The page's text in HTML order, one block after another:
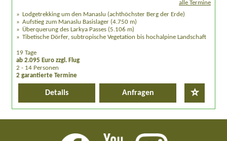
alle Termine
Lodgetrekking um den Manaslu (achthöchster Berg der Erde)
Aufstieg zum Manaslu Basislager (4.750 m)
Überquerung des Larkya Passes (5.106 m)
Tibetische Dörfer, subtropische Vegetation bis hochalpine Landschaft
19 Tage
ab 2.095 Euro zzgl. Flug
2 - 14 Personen
2 garantierte Termine
Details Anfragen